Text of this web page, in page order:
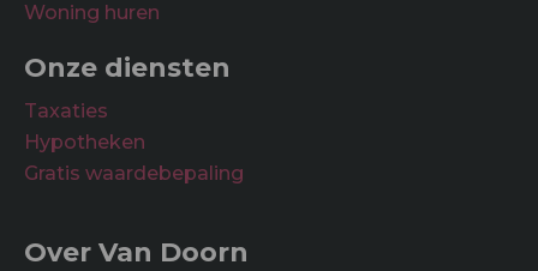
Woning huren
Onze diensten
Taxaties
Hypotheken
Gratis waardebepaling
Over Van Doorn